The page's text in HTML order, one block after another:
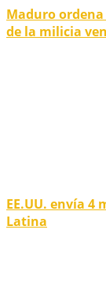
Maduro
de la milicia
EE.UU. envía 4
Latina